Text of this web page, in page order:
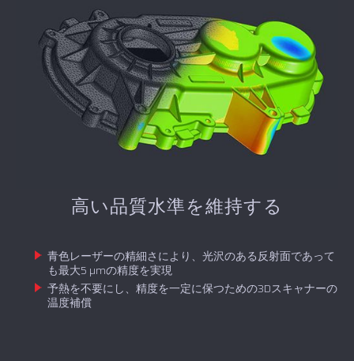
高い品質水準を維持する
青色レーザーの精細さにより、光沢のある反射面であって
も最大5 µmの精度を実現
予熱を不要にし、精度を一定に保つための3Dスキャナーの
温度補償